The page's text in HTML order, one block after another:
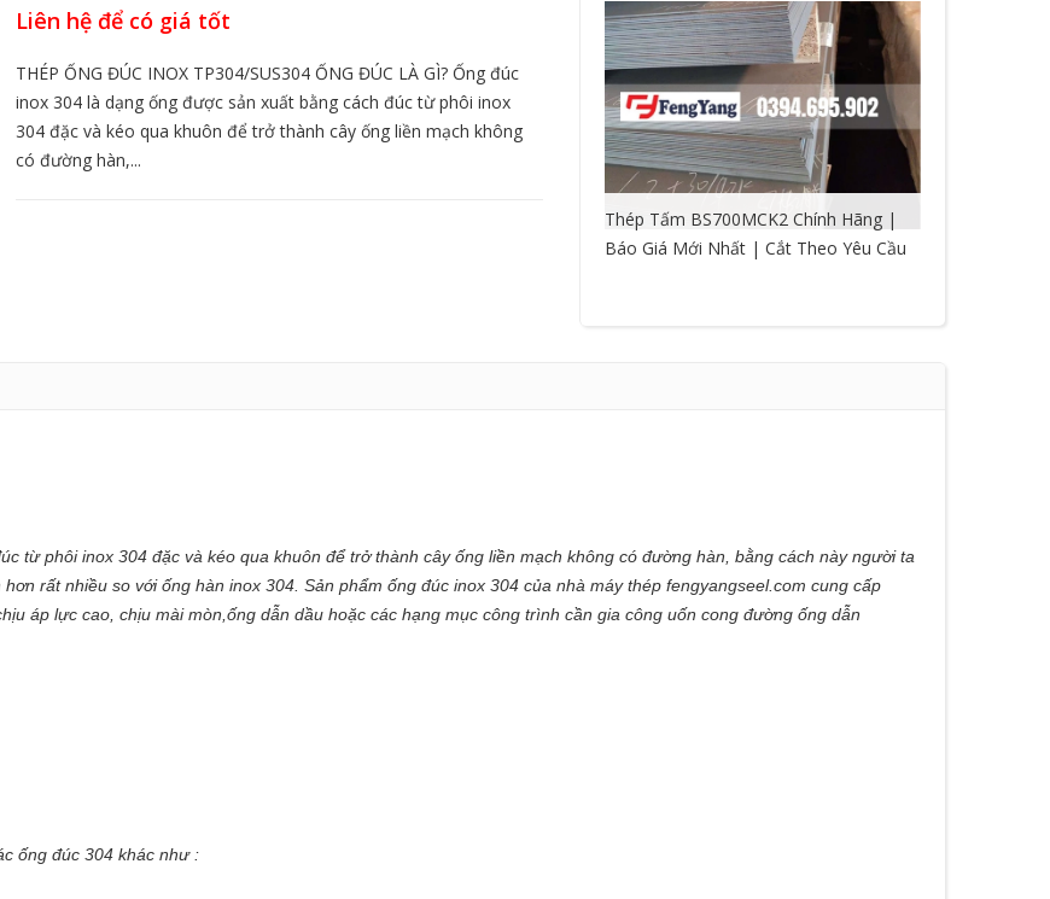
Liên hệ để có giá tốt
THÉP ỐNG ĐÚC INOX TP304/SUS304 ỐNG ĐÚC LÀ GÌ? Ống đúc
inox 304 là dạng ống được sản xuất bằng cách đúc từ phôi inox
304 đặc và kéo qua khuôn để trở thành cây ống liền mạch không
có đường hàn,...
Thép Tấm BS700MCK2 Chính Hãng |
Báo Giá Mới Nhất | Cắt Theo Yêu Cầu
từ phôi inox 304 đặc và kéo qua khuôn để trở thành cây ống liền mạch không có đường hàn, bằng cách này người ta
rất nhiều so với ống hàn inox 304. Sản phẩm ống đúc inox 304 của nhà máy thép fengyangseel.com cung cấp
áp lực cao, chịu mài mòn,ống dẫn dầu hoặc các hạng mục công trình cần gia công uốn cong đường ống dẫn
ống đúc 304 khác như :